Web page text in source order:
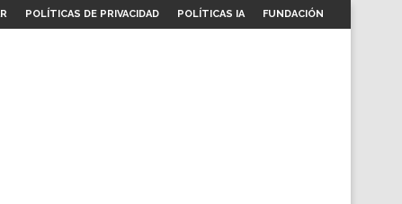
POLÍTICAS DE PRIVACIDAD POLÍTICAS IA FUNDACIÓN